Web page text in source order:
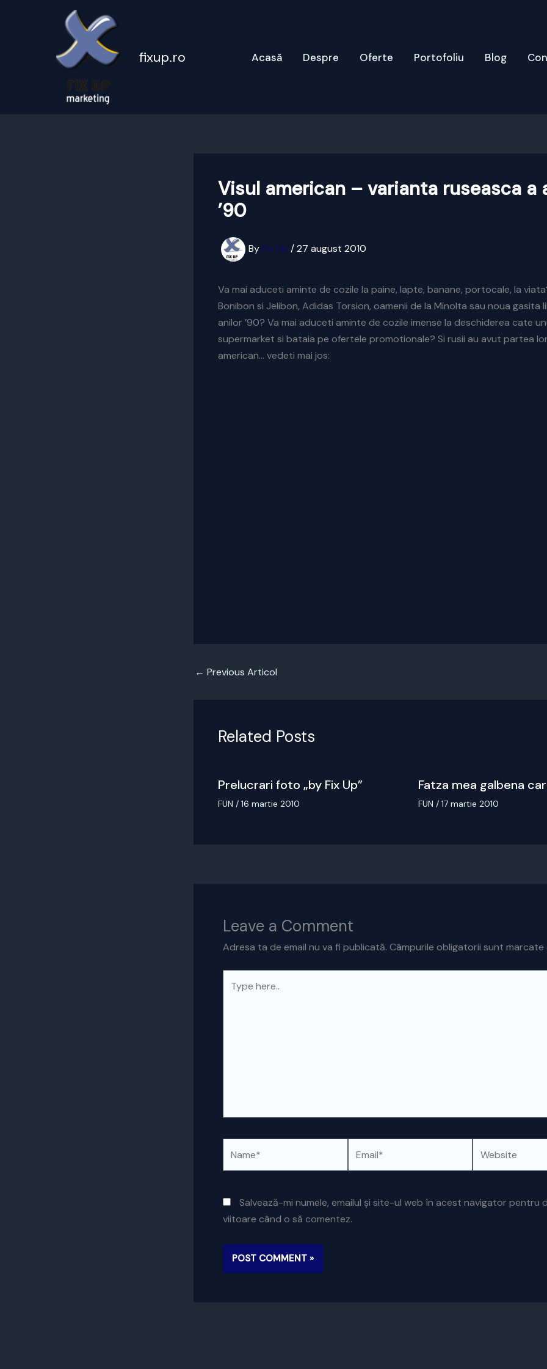
fixup.ro Acasă Despre Oferte Portofoliu Blog
Visul american – varianta ruseasca a
’90
By Fix Up /27 august 2010
Va mai aduceti aminte de cozile la paine, lapte, banane, portocale, la
Bonibon si Jelibon, Adidas Torsion, oamenii de la Minolta sau noua gasita
anilor ’90? Va mai aduceti aminte de cozile imense la deschiderea cate
supermarket si bataia pe ofertele promotionale? Si rusii au avut partea
american… vedeti mai jos:
← Previous Articol
Related Posts
Prelucrari foto „by Fix Up”
FUN / 16 martie 2010
Fatza mea galbena
FUN / 17 martie 2010
Leave a Comment
Adresa ta de email nu va fi publicată. Câmpurile obligatorii sunt
here..
Salvează-mi numele, emailul și site-ul web în acest navigator pentru
viitoare când o să comentez.